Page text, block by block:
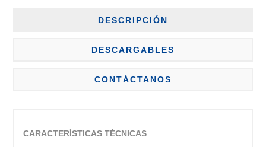
DESCRIPCIÓN
DESCARGABLES
CONTÁCTANOS
CARACTERÍSTICAS TÉCNICAS